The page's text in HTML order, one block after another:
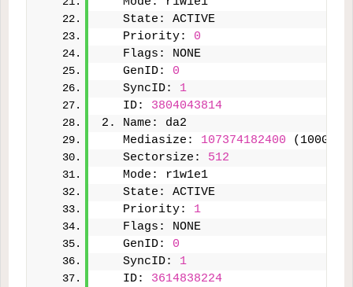
   State: ACTIVE
   Priority:
0
   Flags: NONE
   GenID:
0
   SyncID:
1
   ID:
3804043814
2. Name: da2
   Mediasize:
107374182400 (100G)
   Sectorsize:
512
   Mode: r1w1e1
   State: ACTIVE
   Priority:
1
   Flags: NONE
   GenID:
0
   SyncID:
1
   ID:
3614838224